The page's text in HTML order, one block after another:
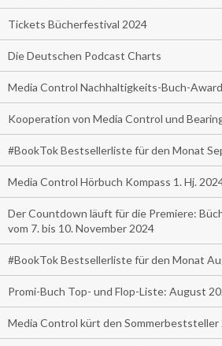
Tickets Bücherfestival 2024
Die Deutschen Podcast Charts
Media Control Nachhaltigkeits-Buch-
Kooperation von Media Control und
#BookTok Bestsellerliste für den Monat
Media Control Hörbuch Kompass 1. Hj.
Der Countdown läuft für die Premiere:
vom 7. bis 10. November 2024
#BookTok Bestsellerliste für den Monat
Promi-Buch Top- und Flop-Liste: August
Media Control kürt den Sommerbeststeller